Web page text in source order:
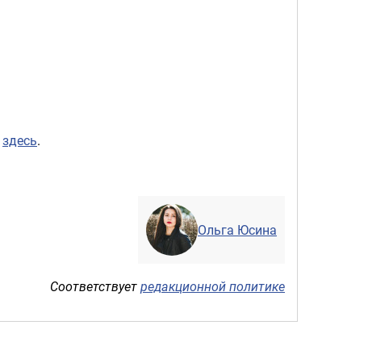
здесь.
Ольга Юсина
Соответствуетредакционной политике